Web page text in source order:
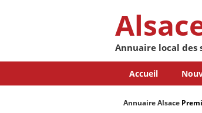
Annuaire local des
Accueil
Annuaire Alsace